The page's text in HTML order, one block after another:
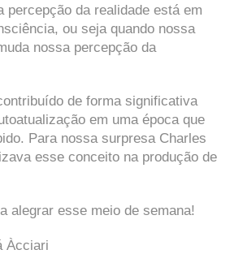
percepção da realidade está em
ou seja quando nossa
nossa percepção da
de forma significativa
em uma época que
Para nossa surpresa Charles
esse conceito na produção de
alegrar esse meio de semana!
Àcciari